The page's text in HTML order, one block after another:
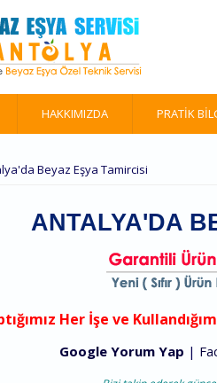
HAKKIMIZDA PRATIK
Beyaz Eşya Tamircisi
ANTALYA'DA
Her İşe ve
Google Yorum Yap |